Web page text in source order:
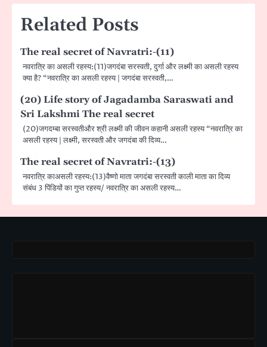
Related Posts
The real secret of Navratri:-(11)
नवरात्रि का असली रहस्य:(11)जगदंबा सरस्वती, दुर्गा और लक्ष्मी का असली रहस्य
क्या है? “नवरात्रि का असली रहस्य | जगदंबा सरस्वती,…
(20) Life story of Jagadamba Saraswati and
Sri Lakshmi The real secret
(20)जगदम्बा सरस्वतीऔर श्री लक्ष्मी की जीवन कहानी असली रहस्य “नवरात्रि का
असली रहस्य | लक्ष्मी, सरस्वती और जगदंबा की दिव्य…
The real secret of Navratri:-(13)
नवरात्रि काअसली रहस्य:(13)वैष्णो माता जगदंबा सरस्वती काली माता का दिव्य
संबंध 3 पिंडियों का गुप्त रहस्य/ नवरात्रि का असली रहस्य…